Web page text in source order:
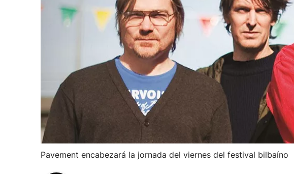
Pavement encabezará la jornada del viernes del festival bilbaíno